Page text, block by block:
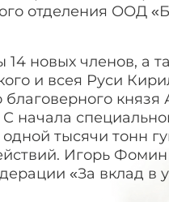
отделения ООД
14 новых членов, а
и всея Руси
князя
начала
тысячи тонн
Игорь
«За вклад в